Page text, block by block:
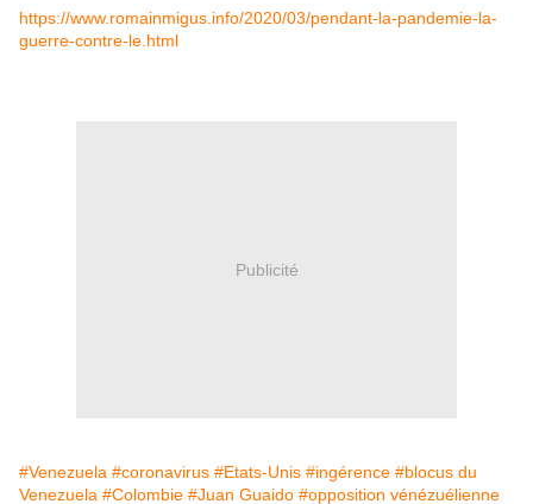
https://www.romainmigus.info/2020/03/pendant-la-pandemie-la-
guerre-contre-le.html
Publicité
#Venezuela #coronavirus #Etats-Unis #ingérence #blocus du
Venezuela #Colombie #Juan Guaido #opposition vénézuélienne